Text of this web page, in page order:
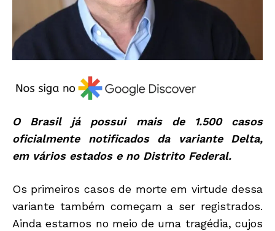
O Brasil já possui mais de 1.500 casos
oficialmente notificados da variante Delta,
em vários estados e no Distrito Federal.
Os primeiros casos de morte em virtude dessa
variante também começam a ser registrados.
Ainda estamos no meio de uma tragédia, cujos